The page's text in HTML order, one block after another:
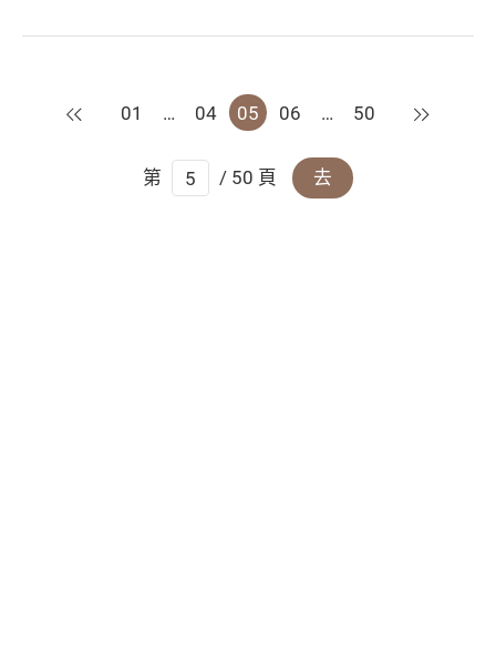
上一頁
01 … 04 05 06 … 50 下一頁
第 / 50 頁 去